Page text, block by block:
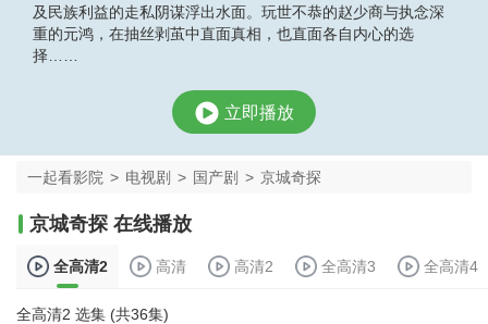
及民族利益的走私阴谋浮出水面。玩世不恭的赵少商与执念深
重的元鸿，在抽丝剥茧中直面真相，也直面各自内心的选
择……
立即播放
一起看影院 > 电视剧 > 国产剧 > 京城奇探
京城奇探 在线播放
全高清2 高清 高清2 全高清3 全高清4
全高清2 选集 (共36集)